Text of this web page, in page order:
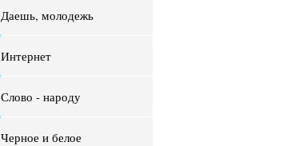
Даешь, молодежь
Интернет
Слово - народу
Черное и белое